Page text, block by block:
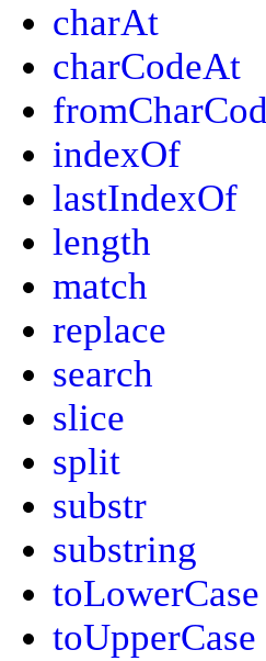
charAt
charCodeAt
indexOf
lastIndexOf
length
match
replace
search
slice
split
substr
substring
toLowerCase
toUpperCase